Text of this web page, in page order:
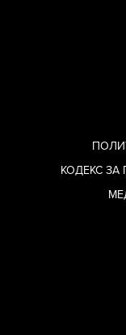
КОДЕКС